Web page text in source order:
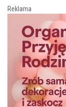
Reklama